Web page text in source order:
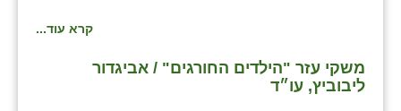
קרא עוד...
משקי עזר "הילדים החורגים" / אביגדור
ליבוביץ, עו״ד